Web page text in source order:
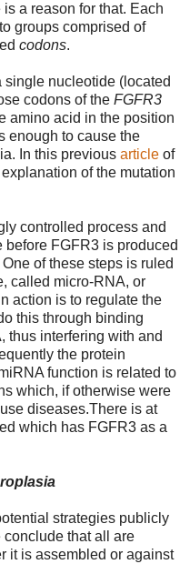
a reason for that. Each
groups comprised of
codons.
single nucleotide (located
codons of the FGFR3
amino acid in the position
enough to cause the
In this previous article of
of the mutation
controlled process and
FGFR3 is produced
of these steps is ruled
called micro-RNA, or
action is to regulate the
this through binding
thus interfering with and
the protein
function is related to
which, if otherwise were
diseases.There is at
which has FGFR3 as a
strategies publicly
that all are
it is assembled or against